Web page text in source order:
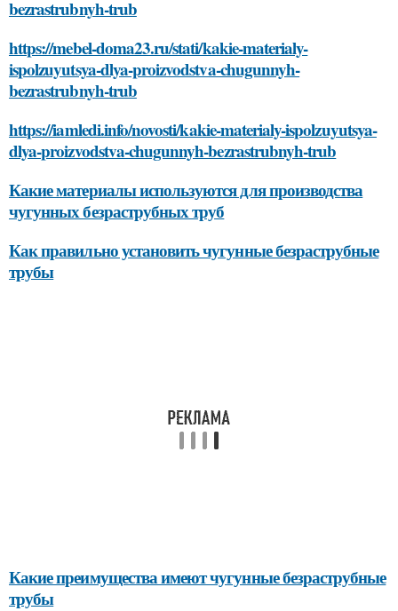
bezrastrubnyh-trub
https://mebel-doma23.ru/stati/kakie-materialy-
ispolzuyutsya-dlya-proizvodstva-chugunnyh-
bezrastrubnyh-trub
https://iamledi.info/novosti/kakie-materialy-ispolzuyutsya-
dlya-proizvodstva-chugunnyh-bezrastrubnyh-trub
Какие материалы используются для производства
чугунных безраструбных труб
Как правильно установить чугунные безраструбные
трубы
Какие преимущества имеют чугунные безраструбные
трубы